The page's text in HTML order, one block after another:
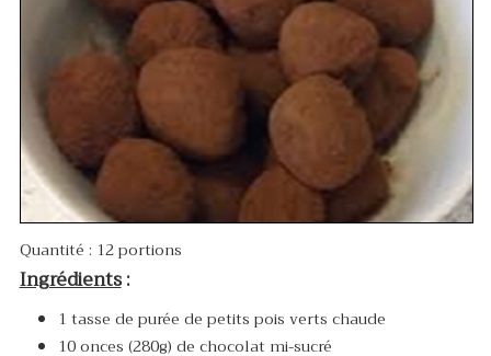
Quantité : 12 portions
Ingrédients:
1 tasse de purée de petits pois verts chaude
10 onces (280g) de chocolat mi-sucré